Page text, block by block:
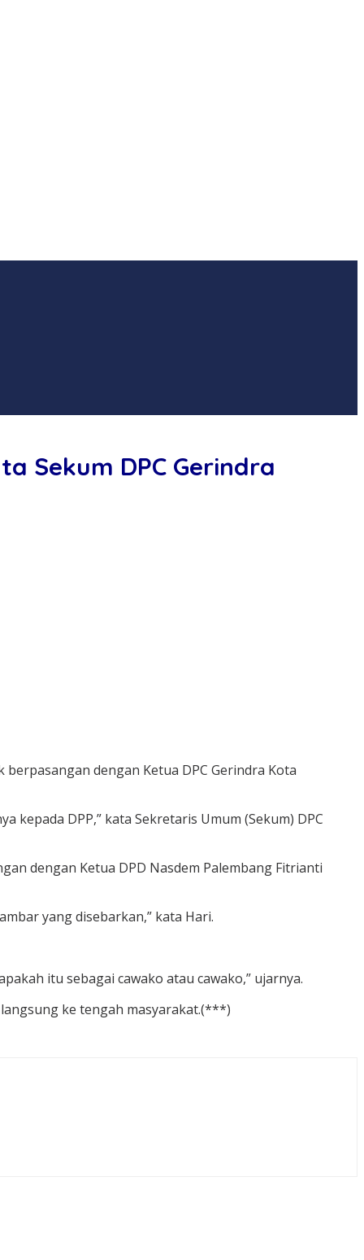
Sekum DPC Gerindra
dengan Ketua DPC Gerindra Kota
kepada DPP,” kata Sekretaris Umum (Sekum) DPC
dengan Ketua DPD Nasdem Palembang Fitrianti
yang disebarkan,” kata Hari.
itu sebagai cawako atau cawako,” ujarnya.
ke tengah masyarakat.(***)